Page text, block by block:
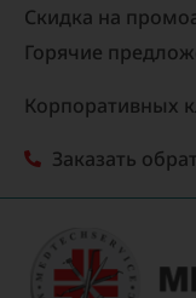
Скидка на
Горячие
Корпоративных
Заказать